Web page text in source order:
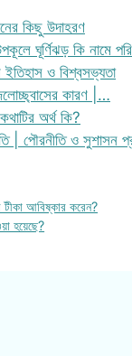
কিছু উদাহরণ
ঘূর্ণিঝড় কি নামে
ইতিহাস ও বিশ্বসভ্যতা
কারণ |…
অর্থ কি?
| পৌরনীতি ও সুশাসন
টীকা আবিষ্কার করেন?
হয়েছে?